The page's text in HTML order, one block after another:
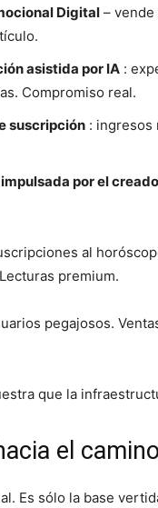
Digital –
asistida por IA :
Compromiso real.
suscripción : ingresos
por el
al
premium.
pegajosos.
que la
el camino
Es sólo la base